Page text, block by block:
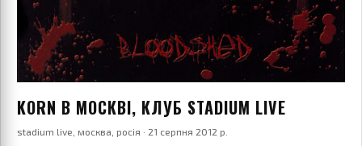
KORN В МОСКВІ, КЛУБ STADIUM LIVE
stadium live, москва, росія · 21 серпня 2012 р.